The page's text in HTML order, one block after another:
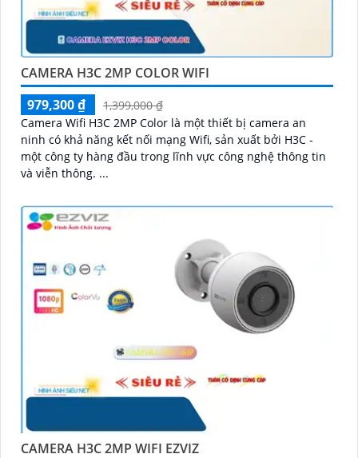
CAMERA H3C 2MP COLOR WIFI
979,300 ₫
1,399,000 ₫
Camera Wifi H3C 2MP Color là một thiết bị camera an
ninh có khả năng kết nối mạng Wifi, sản xuất bởi H3C -
một công ty hàng đầu trong lĩnh vực công nghệ thông tin
và viễn thông. ...
CAMERA H3C 2MP WIFI EZVIZ